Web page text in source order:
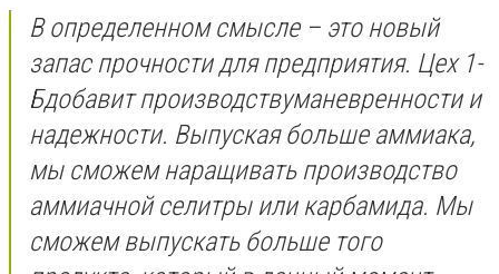
В определенном смысле – это новый
запас прочности для предприятия. Цех1-
Бдобавит производствуманевренности и
надежности. Выпуская больше аммиака,
мы сможем наращивать производство
аммиачной селитры или карбамида. Мы
сможем выпускать больше того